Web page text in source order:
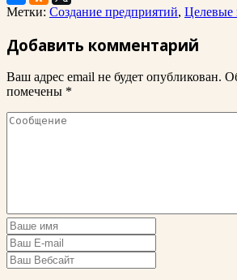
Метки: Создание предприятий, Целевые
Добавить комментарий
Ваш адрес email не будет опубликован.
помечены *